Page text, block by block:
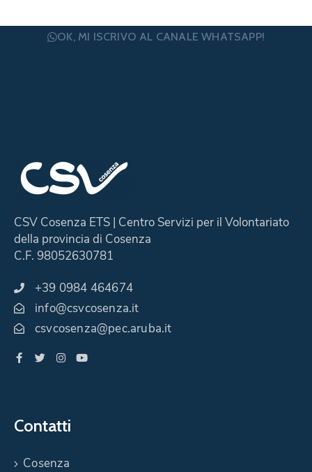
OK, MI ISCRIVO AL CANALE WHATSAPP!
CSV Cosenza ETS | Centro Servizi per il Volontariato
della provincia di Cosenza
C.F. 98052630781
+39 0984 464674
info@csvcosenza.it
csvcosenza@pec.aruba.it
Contatti
Cosenza